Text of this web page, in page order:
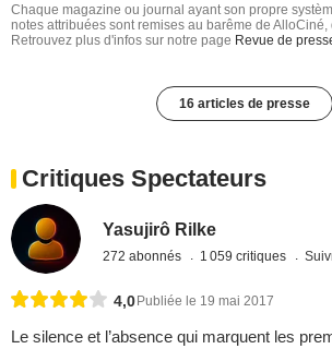
Chaque magazine ou journal ayant son propre
notes attribuées sont remises au barême de AlloCiné,
Retrouvez plus d'infos sur notre page Revue de
16 articles de presse
Critiques Spectateurs
Yasujirô Rilke
272 abonnés 1 059 critiques
4,0 Publiée le 19 mai 2017
Le silence et l’absence qui marquent les